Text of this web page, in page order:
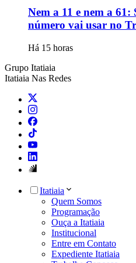
Nem a 11 e nem a
número vai usar no
Há 15 horas
Grupo Itatiaia
Itatiaia Nas Redes
Itatiaia
Quem Somos
Programação
Ouça a Itatiaia
Institucional
Entre em Contato
Expediente Itatiaia